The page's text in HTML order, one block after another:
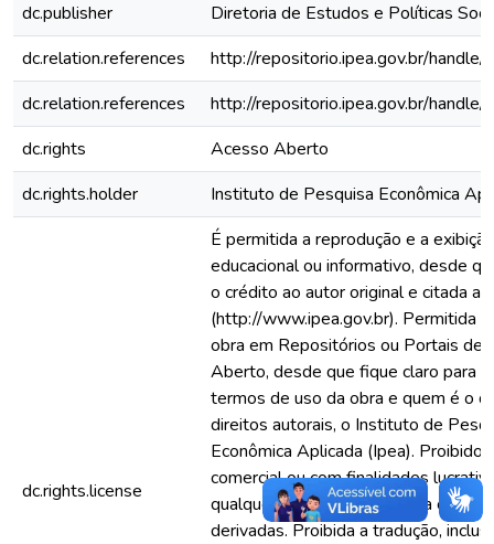
dc.publisher
Diretoria de Estudos e Políticas
dc.relation.references
http://repositorio.ipea.gov.br/
dc.relation.references
http://repositorio.ipea.gov.br/
dc.rights
Acesso Aberto
dc.rights.holder
Instituto de Pesquisa Econômica
dc.rights.license
É permitida a reprodução e a
educacional ou informativo, desde
o crédito ao autor original e citada a
(http://www.ipea.gov.br). Permitida a
obra em Repositórios ou Portais de
Aberto, desde que fique claro para
termos de uso da obra e quem é o
direitos autorais, o Instituto de
Econômica Aplicada (Ipea). Proibido
comercial ou com finalidades
qualquer hipótese. Proibida a
derivadas. Proibida a tradução,